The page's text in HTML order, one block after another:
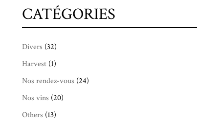
CATÉGORIES
Divers (32)
Harvest(1)
Nos rendez-vous (24)
Nos vins (20)
Others (13)